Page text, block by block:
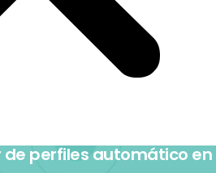
de perfiles automático en